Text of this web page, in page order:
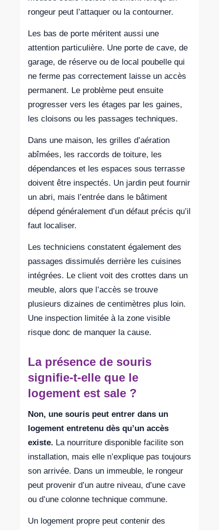
rongeur peut l’attaquer ou la contourner.
Les bas de porte méritent aussi une
attention particulière. Une porte de cave, de
garage, de réserve ou de local poubelle qui
ne ferme pas correctement laisse un accès
permanent. Le problème peut ensuite
progresser vers les étages par les gaines,
les cloisons ou les passages techniques.
Dans une maison, les grilles d’aération
abîmées, les raccords de toiture, les
dépendances et les espaces sous terrasse
doivent être inspectés. Un jardin peut fournir
un abri, mais l’entrée dans le bâtiment
dépend généralement d’un défaut précis qu’il
faut localiser.
Les techniciens constatent également des
passages dissimulés derrière les cuisines
intégrées. Le client voit des crottes dans un
meuble, alors que l’accès se trouve
plusieurs dizaines de centimètres plus loin.
Une inspection limitée à la zone visible
risque donc de manquer la cause.
La présence de souris
signifie-t-elle que le
logement est sale ?
Non, une souris peut entrer dans un
logement entretenu dès qu’un accès
existe. La nourriture disponible facilite son
installation, mais elle n’explique pas toujours
son arrivée. Dans un immeuble, le rongeur
peut provenir d’un autre niveau, d’une cave
ou d’une colonne technique commune.
Un logement propre peut contenir des